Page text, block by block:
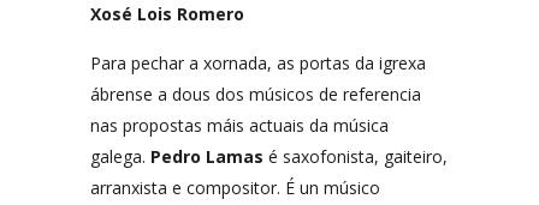
Xosé Lois Romero
Para pechar a xornada, as portas da igrexa
ábrense a dous dos músicos de referencia
nas propostas máis actuais da música
galega. Pedro Lamas é saxofonista, gaiteiro,
arranxista e compositor. É un músico